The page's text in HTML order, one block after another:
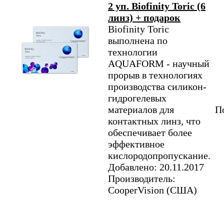
2 уп. Biofinity Toric (6
линз) + подарок
Biofinity Toric
выполнена по
технологии
AQUAFORM - научный
прорыв в технологиях
производства силикон-
гидрогелевых
материалов для
контактных линз, что
обеспечивает более
эффективное
кислородопропускание.
Добавлено: 20.11.2017
Производитель:
CooperVision (США)